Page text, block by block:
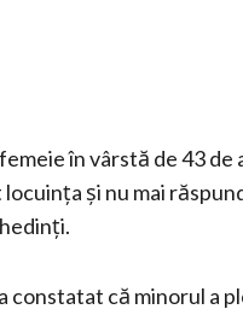
în vârstă de 43
și nu mai
că minorul a